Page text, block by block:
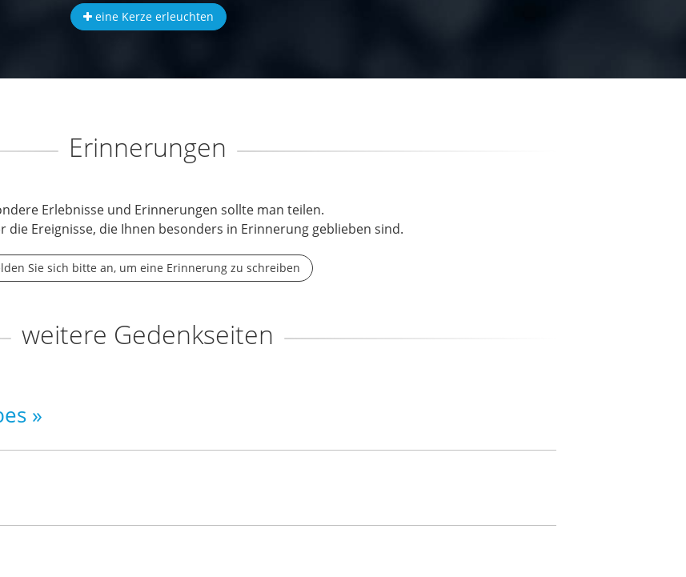
eine Kerze erleuchten
Erinnerungen
Erlebnisse und Erinnerungen sollte man teilen.
die Ereignisse, die Ihnen besonders in Erinnerung geblieben sind.
Sie sich bitte an, um eine Erinnerung zu schreiben
weitere Gedenkseiten
»